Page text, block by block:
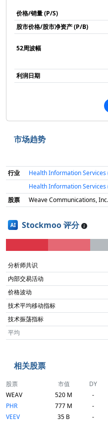
价格/销量 (P/S)
股市价格/股市净资产 (P/B)
52周波幅
利润日期
市场趋势
行业
Health Information Services
Health Information Services
股票
Weave Communications, Inc.
AI Stockmoo 评分
分析师共识
内部交易活动
价格波动
技术平均移动指标
技术振荡指标
平均
相关股票
股票 市值 DY
WEAV
520 M -
PHR
777 M -
VEEV
35 B -